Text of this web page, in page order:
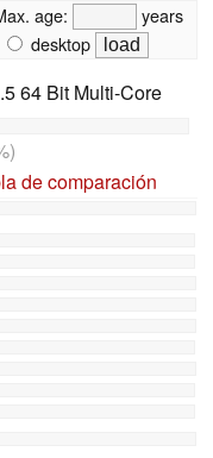
age:
years
desktop
64 Bit Multi-Core
de comparación